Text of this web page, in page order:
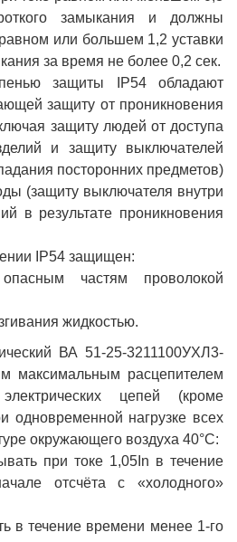
замыкания и должны
или большем 1,2 уставки
за время не более 0,2 сек.
защиты IP54 обладают
защиту от проникновения
защиту людей от доступа
и защиту выключателей
посторонних предметов)
(защиту выключателя внутри
в результате проникновения
IP54 защищен:
частям проволокой
жидкостью.
ВА 51-25-3211100УХЛ3-
максимальным расцепителем
цепей (кроме
одновременной нагрузке всех
окружающего воздуха 40°С:
при токе 1,05In в течение
отсчёта с «холодного»
в течение времени менее 1-го